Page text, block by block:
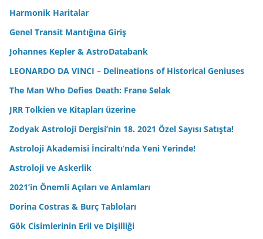
Harmonik Haritalar
Genel Transit Mantığına Giriş
Johannes Kepler & AstroDatabank
LEONARDO DA VINCI – Delineations of Historical Geniuses
The Man Who Defies Death: Frane Selak
JRR Tolkien ve Kitapları üzerine
Zodyak Astroloji Dergisi’nin 18. 2021 Özel Sayısı Satışta!
Astroloji Akademisi İnciraltı’nda Yeni Yerinde!
Astroloji ve Askerlik
2021’in Önemli Açıları ve Anlamları
Dorina Costras & Burç Tabloları
Gök Cisimlerinin Eril ve Dişilliği